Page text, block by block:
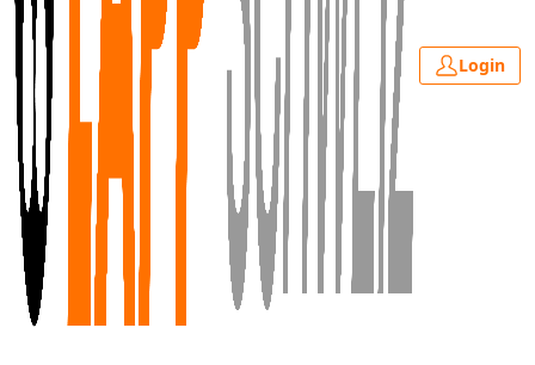
Login